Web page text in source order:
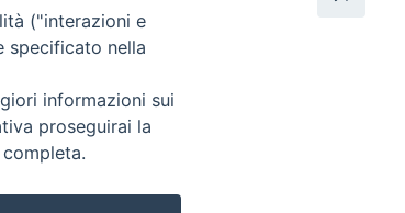
PER IL TUO AIUTO
per la Diocesi
("interazioni e
specificato nella
informazioni sui
proseguirai la
completa.